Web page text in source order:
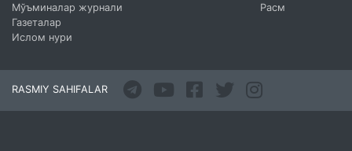
Мўъминалар журнали
Газеталар
Ислом нури
Расм
RASMIY SAHIFALAR